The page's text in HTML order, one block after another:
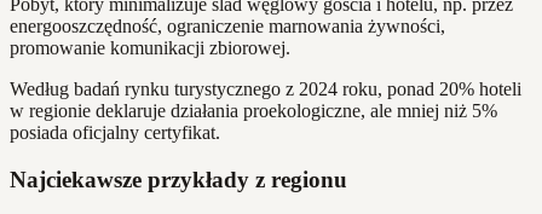
Pobyt, który minimalizuje ślad węglowy gościa i hotelu, np. przez
energooszczędność, ograniczenie marnowania żywności,
promowanie komunikacji zbiorowej.
Według badań rynku turystycznego z 2024 roku, ponad 20% hoteli
w regionie deklaruje działania proekologiczne, ale mniej niż 5%
posiada oficjalny certyfikat.
Najciekawsze przykłady z regionu